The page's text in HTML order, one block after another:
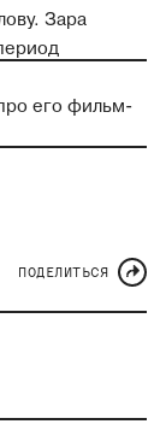
Зара
его фильм-
ПОДЕЛИТЬСЯ